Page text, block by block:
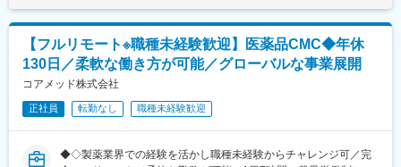
消される環境です。
※名古屋・三重の病院へ配属予定。
■やりがい：
・医療機関の課題やお困りごとの解決により、医療従事者が患者
様に向き合う時間が増え、患者様への貢献につながります。
・医療の最前線で働く方からの信頼と期待に応え、感謝される瞬
間は、日本の医療を支える存在であることを実感します。
・歯科業界におけるベストプラクティス診療の導入・従業員教育
の充実と働き方改革の実践
・地域に所在する病院、施設(自宅含む)との連携強化
・集患マーケティングの企画、Web戦略立案、実行
▼一部事例
・採用・教育・シフトコントロールの実践によるリテンションの
向上
・従業員教育の充実と働き方改革の実践
までも目安の金額であり、選考を通じて上下する可能性がありま
す。月給(月額)は固定手当を含めた表記です。
【フルリモート※職種未経験歓迎】医薬品CMC◆年休
130日／柔軟な働き方が可能／グローバルな事業展開
コアメッド株式会社
正社員 転勤なし 職種未経験歓迎
◆◇製薬業界での経験を活かし職種未経験からチャレンジ可／完